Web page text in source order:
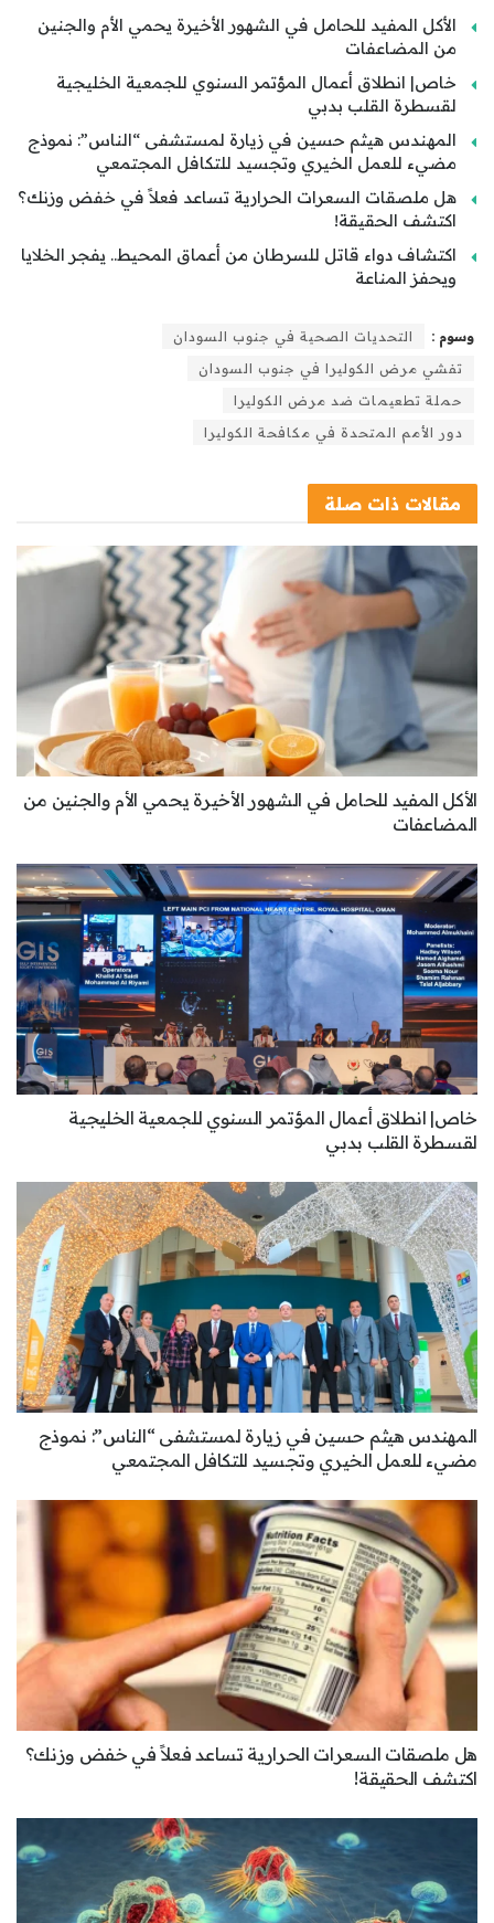
الأكل المفيد للحامل في الشهور الأخيرة يحمي الأم والجنين
من المضاعفات
خاص| انطلاق أعمال المؤتمر السنوي للجمعية الخليجية
لقسطرة القلب بدبي
المهندس هيثم حسين في زيارة لمستشفى “الناس”: نموذج
مضيء للعمل الخيري وتجسيد للتكافل المجتمعي
هل ملصقات السعرات الحرارية تساعد فعلاً في خفض وزنك؟
اكتشف الحقيقة!
اكتشاف دواء قاتل للسرطان من أعماق المحيط.. يفجر الخلايا
ويحفز المناعة
وسوم :
التحديات الصحية في جنوب السودان
تفشي مرض الكوليرا في جنوب السودان
حملة تطعيمات ضد مرض الكوليرا
دور الأمم المتحدة في مكافحة الكوليرا
مقالات ذات صلة
الأكل المفيد للحامل في الشهور الأخيرة يحمي الأم والجنين من
المضاعفات
خاص| انطلاق أعمال المؤتمر السنوي للجمعية الخليجية
لقسطرة القلب بدبي
المهندس هيثم حسين في زيارة لمستشفى “الناس”: نموذج
مضيء للعمل الخيري وتجسيد للتكافل المجتمعي
هل ملصقات السعرات الحرارية تساعد فعلاً في خفض وزنك؟
اكتشف الحقيقة!